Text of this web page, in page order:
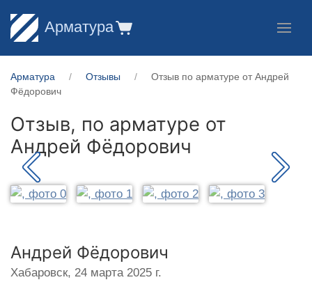
Арматура
Арматура Отзывы
Отзыв по арматуре от Андрей
Фёдорович
Отзыв, по арматуре от
Андрей Фёдорович
Андрей Фёдорович
Хабаровск, 24 марта 2025 г.